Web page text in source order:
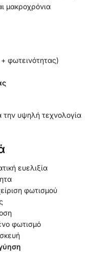
μακροχρόνια
φωτεινότητας)
την υψηλή τεχνολογία
ευελιξία
φωτισμού
φωτισμό